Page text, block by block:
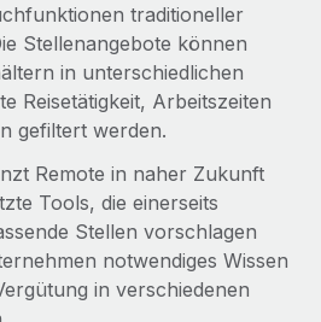
Gründung von
von Mitarbeiter:innen
von Benefits
zwischen
Remote für Contractor
Blick Das Gesundheits- und
Produkten: Integration mit
Contractor Management
traditioneller
Stellenangebote können
in unterschiedlichen
Reisetätigkeit, Arbeitszeiten
gefiltert werden.
Remote in naher Zukunft
Tools, die einerseits
Stellen vorschlagen
notwendiges Wissen
in verschiedenen